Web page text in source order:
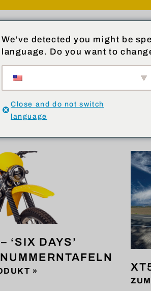
‘SIX DAYS’
»
We've detected you might be
language. Do you want to
Close and do not switch
language